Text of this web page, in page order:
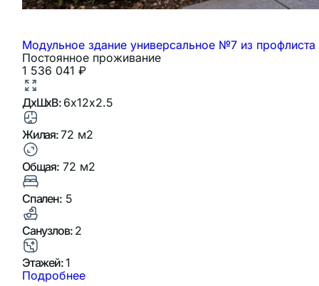
Модульное здание универсальное №7 из профлиста
Постоянное проживание
1 536 041 ₽
ДхШхВ: 6х12х2.5
Жилая:72 м2
Общая: 72 м2
Спален:5
Санузлов: 2
Этажей:1
Подробнее